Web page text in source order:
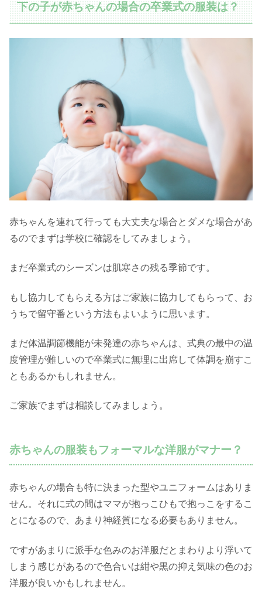
下の子が赤ちゃんの場合の卒業式の服装は？
赤ちゃんを連れて行っても大丈夫な場合とダメな場合があ
るのでまずは学校に確認をしてみましょう。
まだ卒業式のシーズンは肌寒さの残る季節です。
もし協力してもらえる方はご家族に協力してもらって、お
うちで留守番という方法もよいように思います。
まだ体温調節機能が未発達の赤ちゃんは、式典の最中の温
度管理が難しいので卒業式に無理に出席して体調を崩すこ
ともあるかもしれません。
ご家族でまずは相談してみましょう。
赤ちゃんの服装もフォーマルな洋服がマナー？
赤ちゃんの場合も特に決まった型やユニフォームはありま
せん。それに式の間はママが抱っこひもで抱っこをするこ
とになるので、あまり神経質になる必要もありません。
ですがあまりに派手な色みのお洋服だとまわりより浮いて
しまう感じがあるので色合いは紺や黒の抑え気味の色のお
洋服が良いかもしれません。